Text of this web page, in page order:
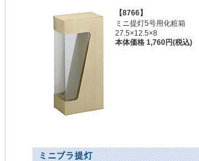
【8766】
ミニ提灯5号用化粧箱
27.5×12.5×8
本体価格 1,760円(税込)
ミニブラ提灯